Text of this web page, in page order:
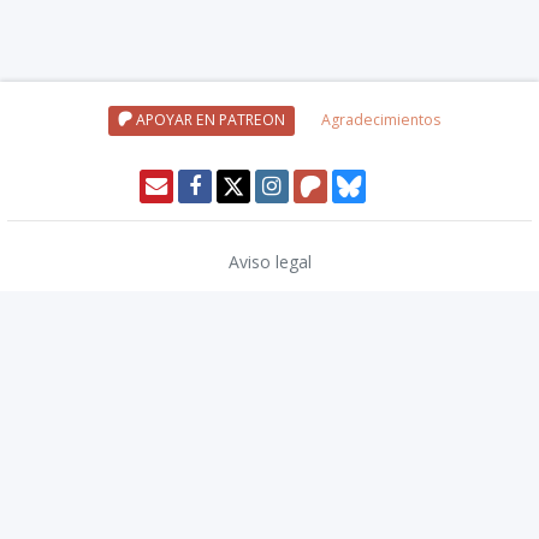
APOYAR EN PATREON Agradecimientos
Aviso legal